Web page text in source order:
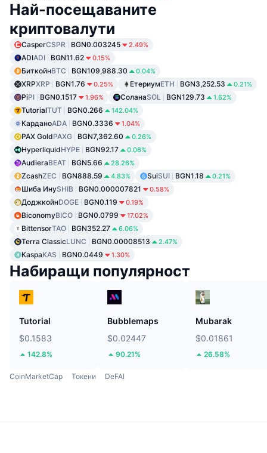
Най-посещаваните
криптовалути
CasperCSPR BGN0.003245 2.49%
ADIADI BGN11.62 0.15%
БиткойнBTC BGN109,988.30 0.04%
XRPXRP BGN1.76 0.25% ЕтериумETH BGN3,252.53 0.21%
PiPI BGN0.1517 1.96% СоланаSOL BGN129.73 1.62%
TutorialTUT BGN0.266 142.04%
КарданоADA BGN0.3336 1.04%
PAX GoldPAXG BGN7,362.60 0.26%
HyperliquidHYPE BGN92.17 0.06%
AudieraBEAT BGN5.66 28.26%
ZcashZEC BGN888.59 4.83% SuiSUI BGN1.18 0.21%
Шиба ИнуSHIB BGN0.000007821 0.58%
ДоджкойнDOGE BGN0.119 0.19%
BiconomyBICO BGN0.0799 17.02%
BittensorTAO BGN352.27 6.06%
Terra ClassicLUNC BGN0.00008513 2.47%
KaspaKAS BGN0.0449 1.30%
Набиращи популярност
Tutorial
$0.1583
142.8%
Bubblemaps
$0.02447
90.21%
Mubarak
$0.01861
26.58%
CoinMarketCap Токени DeFAI